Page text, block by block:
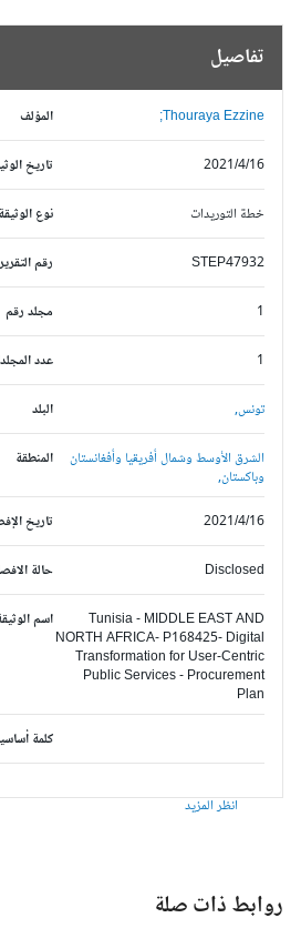
تفاصيل
المؤلف Thouraya Ezzine;
تاريخ الوثيقة 2021/4/16
نوع الوثيقة خطة التوريدات
رقم التقرير STEP47932
مجلد رقم
عدد المجلدات
البلد تونس,
المنطقة
الشرق الأوسط وشمال أفريقيا وأفغانستان
وباكستان,
تاريخ الإفصاح
2021/4/16
حالة الافصاح Disclosed
اسم الوثيقة
Tunisia - MIDDLE EAST AND
NORTH AFRICA- P168425- Digital
Transformation for User-Centric
Public Services - Procurement
Plan
كلمة أساسية
انظر المزيد
روابط ذات صلة